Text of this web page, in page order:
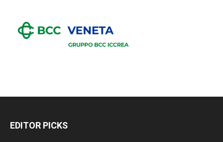
EDITOR PICKS